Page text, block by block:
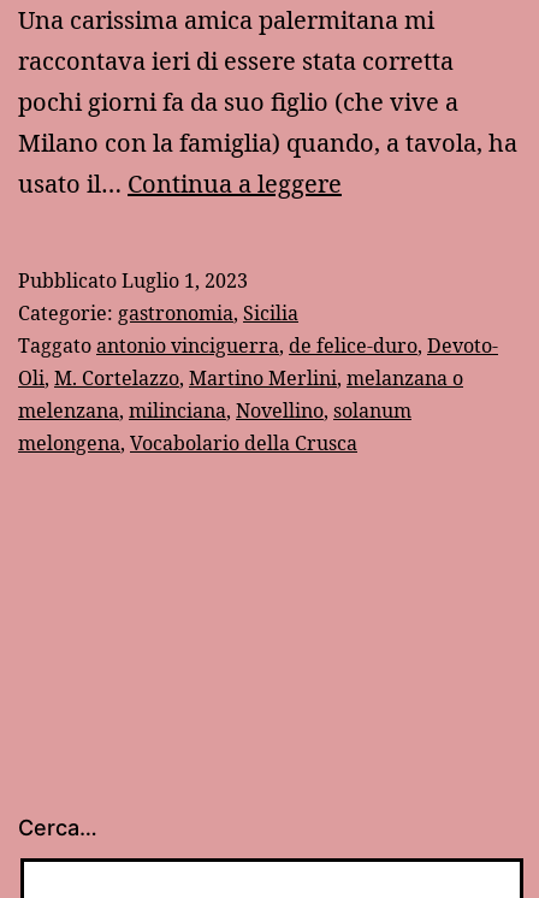
Una carissima amica palermitana mi
raccontava ieri di essere stata corretta
pochi giorni fa da suo figlio (che vive a
Milano con la famiglia) quando, a tavola, ha
usato il… Continua a leggere
PubblicatoLuglio 1, 2023
Categorie: gastronomia, Sicilia
Taggatoantonio vinciguerra, de felice-duro, Devoto-
Oli, M. Cortelazzo, Martino Merlini, melanzana o
melenzana, milinciana, Novellino, solanum
melongena, Vocabolario della Crusca
Cerca…